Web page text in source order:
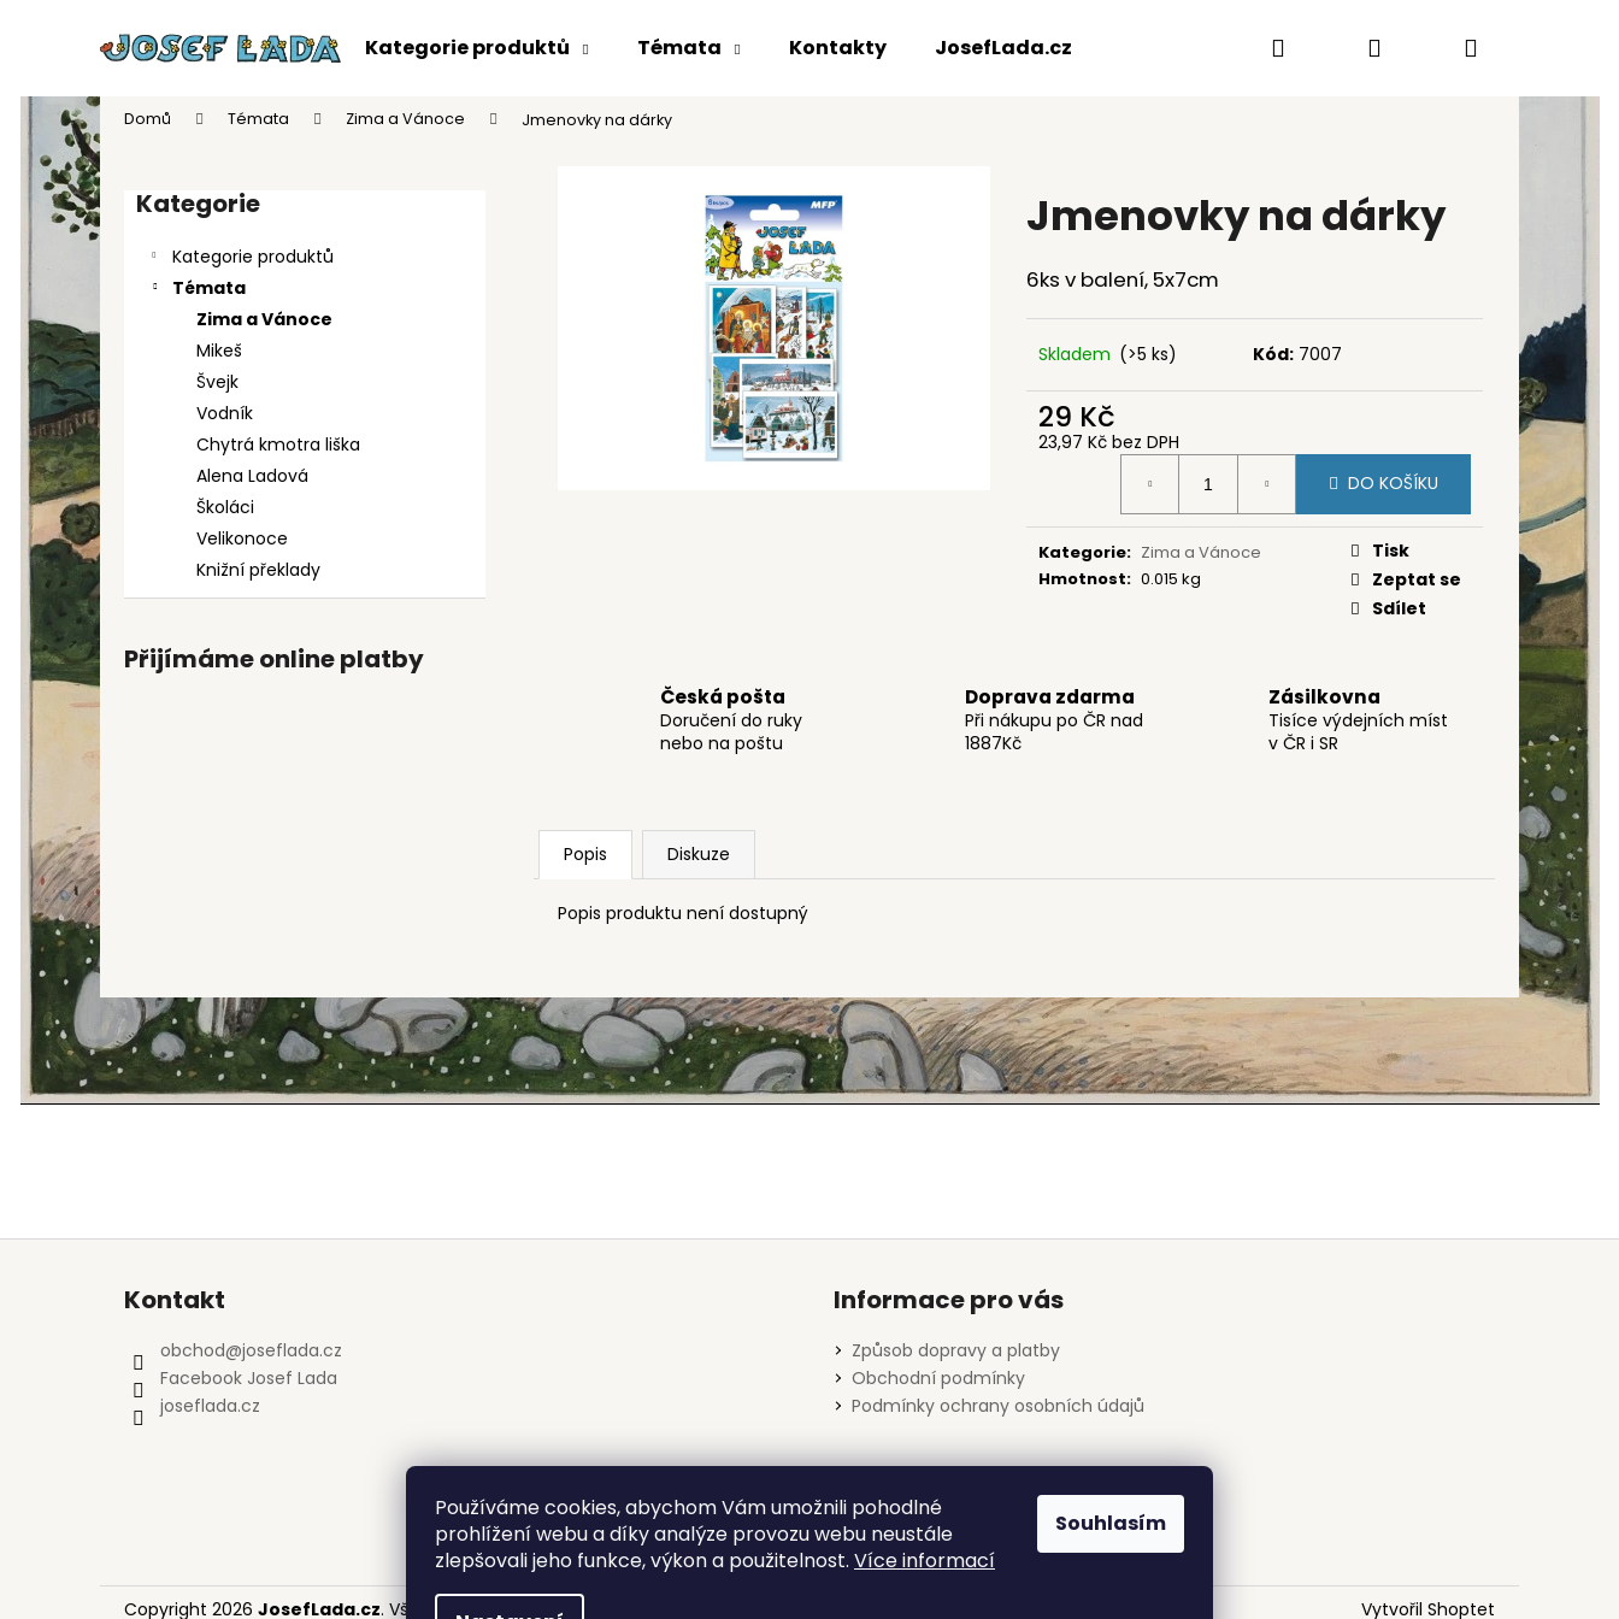
Používáme cookies, abychom Vám umožnili pohodlné
prohlížení webu a díky analýze provozu webu neustále
zlepšovali jeho funkce, výkon a použitelnost. Více informací
Souhlasím
Kategorie produktů Témata Kontakty JosefLada.cz Hledat PřihlášeníNákupní
Domů Témata Zima a Vánoce Jmenovky na dárky
P
o
s
n
n
í
p
a
n
e
l
Přeskočit
kategorie
Kategorie
Kategorie produktů
Témata
Zima a Vánoce
Mikeš
Švejk
Vodník
Chytrá kmotra liška
Alena Ladová
Školáci
Velikonoce
Knižní překlady
Přijímáme online platby
Jmenovky na dárky
6ks v balení, 5x7cm
Skladem (>5 ks) Kód: 7007
29 Kč
23,97 Kč bez DPH
DO KOŠÍKU
Kategorie: Zima a Vánoce
Hmotnost: 0.015 kg
Tisk
Zeptat se
Sdílet
Česká pošta
Doručení do ruky
nebo na poštu
Doprava zdarma
Při nákupu po ČR nad
1887Kč
Zásilkovna
Tisíce výdejních míst
v ČR i SR
Popis Diskuze
Popis produktu není dostupný
Zpět
do
obchodu
Zpět
do
obchodu
Co potřebujete najít?
Doporučujeme
POHLEDNICE J. LADA - ZIMA A VÁNOCE
HRNEK KERAMICKÝ
Z
Kontakt
obchod@joseflada.cz
Facebook Josef Lada
joseflada.cz
Informace pro vás
Způsob dopravy a platby
Obchodní podmínky
Podmínky ochrany osobních údajů
Databáze děl Josefa Lady
Vytvořil Shoptet
Copyright 2026 JosefLada.cz. Všechna práva vyhrazena.